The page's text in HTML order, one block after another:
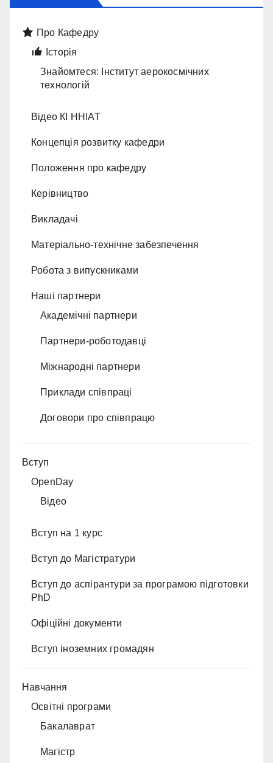
Про Кафедру
Історія
Знайомтеся: Інститут аерокосмічних
технологій
Відео КІ ННІАТ
Концепція розвитку кафедри
Положення про кафедру
Керівництво
Викладачі
Матеріально-технічне забезпечення
Робота з випускниками
Наші партнери
Академічні партнери
Партнери-роботодавці
Міжнародні партнери
Приклади співпраці
Договори про співпрацю
Вступ
OpenDay
Відео
Вступ на 1 курс
Вступ до Магістратури
Вступ до аспірантури за програмою підготовки
PhD
Офіційні документи
Вступ іноземних громадян
Навчання
Освітні програми
Бакалаврат
Магістр